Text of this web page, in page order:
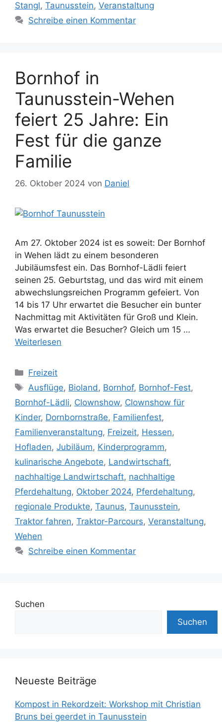
Stangl, Taunusstein, Veranstaltung
Schreibe einen Kommentar
Bornhof in
Taunusstein-Wehen
feiert 25 Jahre: Ein
Fest für die ganze
Familie
26. Oktober 2024 von Daniel
Am 27. Oktober 2024 ist es soweit: Der Bornhof
in Wehen lädt zu einem besonderen
Jubiläumsfest ein. Das Bornhof-Lädli feiert
seinen 25. Geburtstag, und das wird mit einem
abwechslungsreichen Programm gefeiert. Von
14 bis 17 Uhr erwartet die Besucher ein bunter
Nachmittag mit Aktivitäten für Groß und Klein.
Was erwartet die Besucher? Gleich um 15 …
Weiterlesen
Kategorien
Freizeit
Schlagwörter
Ausflüge, Bioland , Bornhof, Bornhof-Fest,
Bornhof-Lädli, Clownshow, Clownshow für
Kinder, Dornbornstraße, Familienfest,
Familienveranstaltung, Freizeit, Hessen,
Hofladen, Jubiläum, Kinderprogramm,
kulinarische Angebote, Landwirtschaft,
nachhaltige Landwirtschaft, nachhaltige
Pferdehaltung, Oktober 2024, Pferdehaltung,
regionale Produkte, Taunus, Taunusstein,
Traktor fahren, Traktor-Parcours, Veranstaltung,
Wehen
Schreibe einen Kommentar
Suchen
Suchen
Neueste Beiträge
Kompost in Rekordzeit: Workshop mit Christian
Bruns bei geerdet in Taunusstein